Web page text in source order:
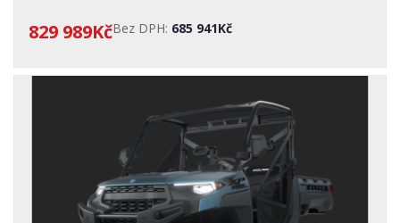
829 989KčBez DPH: 685 941Kč